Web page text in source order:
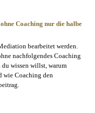
5
für
Führungspersonen
Coaching nur die halbe
bearbeitet werden.
nachfolgendes Coaching
du wissen willst, warum
wie Coaching den